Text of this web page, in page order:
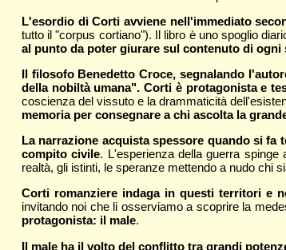
L'esordio di Corti avviene nell'immediato
tutto il "corpus cortiano"). Il libro è uno spoglio
al punto da poter giurare sul contenuto di ogni
Il filosofo Benedetto Croce, segnalando
della nobiltà umana". Corti è protagonista e
coscienza del vissuto e la drammaticità
memoria per consegnare a chi ascolta la
La narrazione acquista spessore quando si
compito civile. L'esperienza della guerra
realtà, gli istinti, le speranze mettendo a nudo chi
Corti romanziere indaga in questi territori e
invitando noi che li osserviamo a scoprire la
protagonista: il male.
Il male ha il volto del conflitto tra grandi